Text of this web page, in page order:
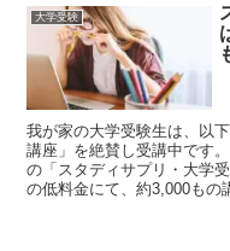
大学受験
我が家の大学受験生は、以
講座」を絶賛し受講中です
の「スタディサプリ・大学
の低料金にて、約3,000もの